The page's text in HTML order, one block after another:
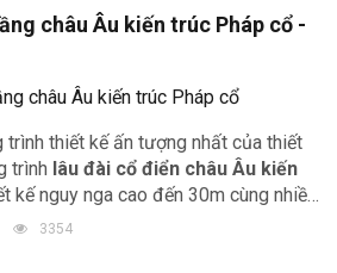
châu Âu kiến trúc Pháp cổ -
thiết kế ấn tượng nhất của thiết
trình lâu đài cổ điển châu Âu kiến
kế nguy nga cao đến 30m cùng nhiều
đến một tòa lâu đài nổi bật trong
3354